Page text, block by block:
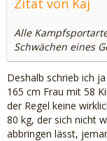
Zitat von Kaj
Alle
Schwächen eines
Deshalb schrieb ich
165 cm Frau mit 58
der Regel keine
80 kg, der sich nicht
abbringen lässt,